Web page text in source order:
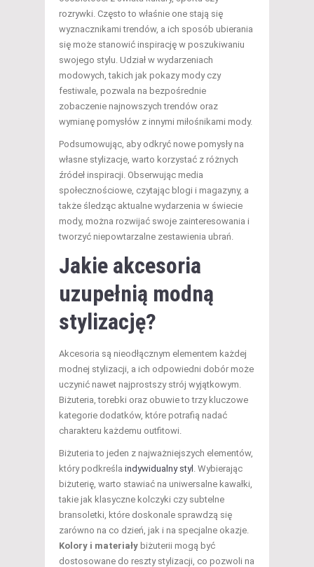
rozrywki. Często to właśnie one stają się
wyznacznikami trendów, a ich sposób ubierania
się może stanowić inspirację w poszukiwaniu
swojego stylu. Udział w wydarzeniach
modowych, takich jak pokazy mody czy
festiwale, pozwala na bezpośrednie
zobaczenie najnowszych trendów oraz
wymianę pomysłów z innymi miłośnikami mody.
Podsumowując, aby odkryć nowe pomysły na
własne stylizacje, warto korzystać z różnych
źródeł inspiracji. Obserwując media
społecznościowe, czytając blogi i magazyny, a
także śledząc aktualne wydarzenia w świecie
mody, można rozwijać swoje zainteresowania i
tworzyć niepowtarzalne zestawienia ubrań.
Jakie akcesoria
uzupełnią modną
stylizację?
Akcesoria są nieodłącznym elementem każdej
modnej stylizacji, a ich odpowiedni dobór może
uczynić nawet najprostszy strój wyjątkowym.
Biżuteria, torebki oraz obuwie to trzy kluczowe
kategorie dodatków, które potrafią nadać
charakteru każdemu outfitowi.
Biżuteria to jeden z najważniejszych elementów,
który podkreśla indywidualny styl . Wybierając
biżuterię, warto stawiać na uniwersalne kawałki,
takie jak klasyczne kolczyki czy subtelne
bransoletki, które doskonale sprawdzą się
zarówno na co dzień, jak i na specjalne okazje.
Kolory i materiały biżuterii mogą być
dostosowane do reszty stylizacji, co pozwoli na